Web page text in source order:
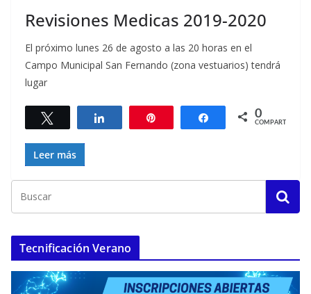
Revisiones Medicas 2019-2020
El próximo lunes 26 de agosto a las 20 horas en el
Campo Municipal San Fernando (zona vestuarios) tendrá
lugar
Twittear Compartir Compartir
0
COMPARTIR
Leer más
Tecnificación Verano